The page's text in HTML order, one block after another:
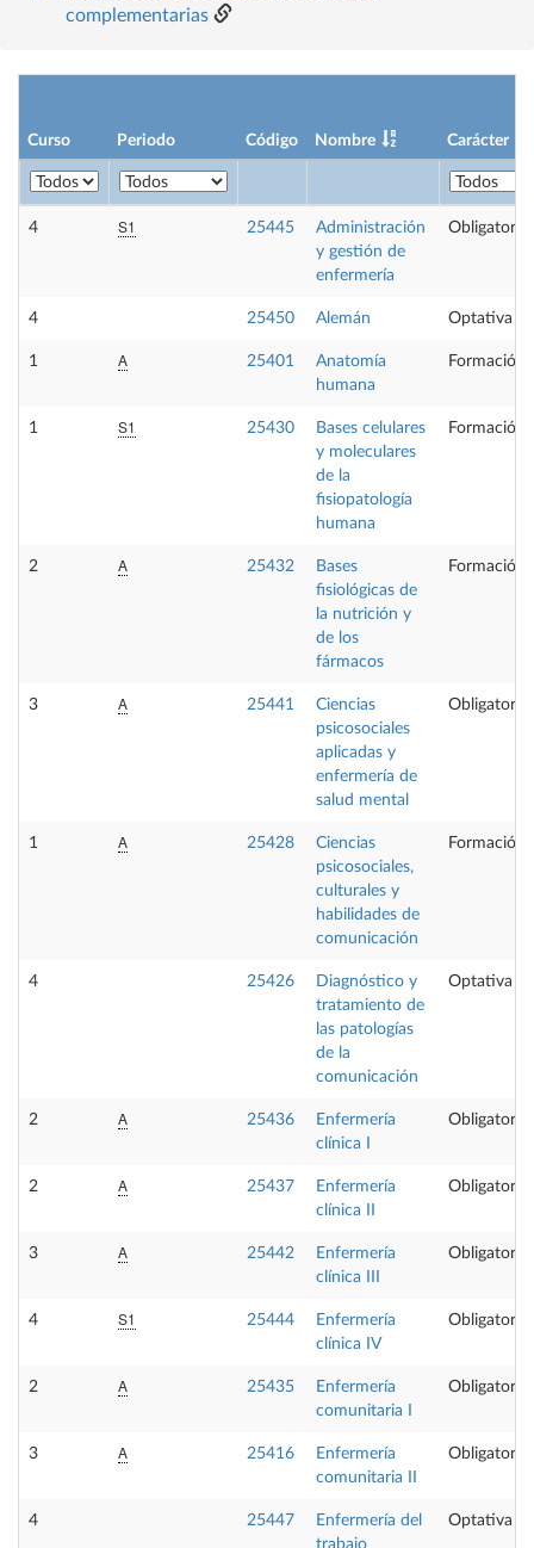
complementarias
Curso Periodo Código Nombre Carácter
4 S1 25445
Administración
y gestión de
enfermería
Obligatoria
4 25450 Alemán Optativa
1 A 25401
Anatomía
humana
Formación
1 S1 25430
Bases celulares
y moleculares
de la
fisiopatología
humana
Formación
2 A 25432
Bases
fisiológicas de
la nutrición y
de los
fármacos
Formación
3 A 25441
Ciencias
psicosociales
aplicadas y
enfermería de
salud mental
Obligatoria
1 A 25428
Ciencias
psicosociales,
culturales y
habilidades de
comunicación
Formación
4 25426
Diagnóstico y
tratamiento de
las patologías
de la
comunicación
Optativa
2 A 25436
Enfermería
clínica I
Obligatoria
2 A 25437
Enfermería
clínica II
Obligatoria
3 A 25442
Enfermería
clínica III
Obligatoria
4 S1 25444
Enfermería
clínica IV
Obligatoria
2 A 25435
Enfermería
comunitaria I
Obligatoria
3 A 25416
Enfermería
comunitaria II
Obligatoria
4 25447
Enfermería del
trabajo
Optativa